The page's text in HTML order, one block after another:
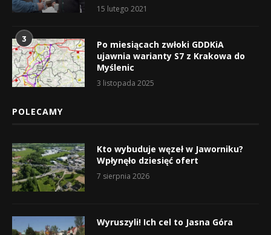
15 lutego 2021
3
Po miesiącach zwłoki GDDKiA
ujawnia warianty S7 z Krakowa do
Myślenic
3 listopada 2025
POLECAMY
Kto wybuduje węzeł w Jaworniku?
Wpłynęło dziesięć ofert
7 sierpnia 2026
Wyruszyli! Ich cel to Jasna Góra